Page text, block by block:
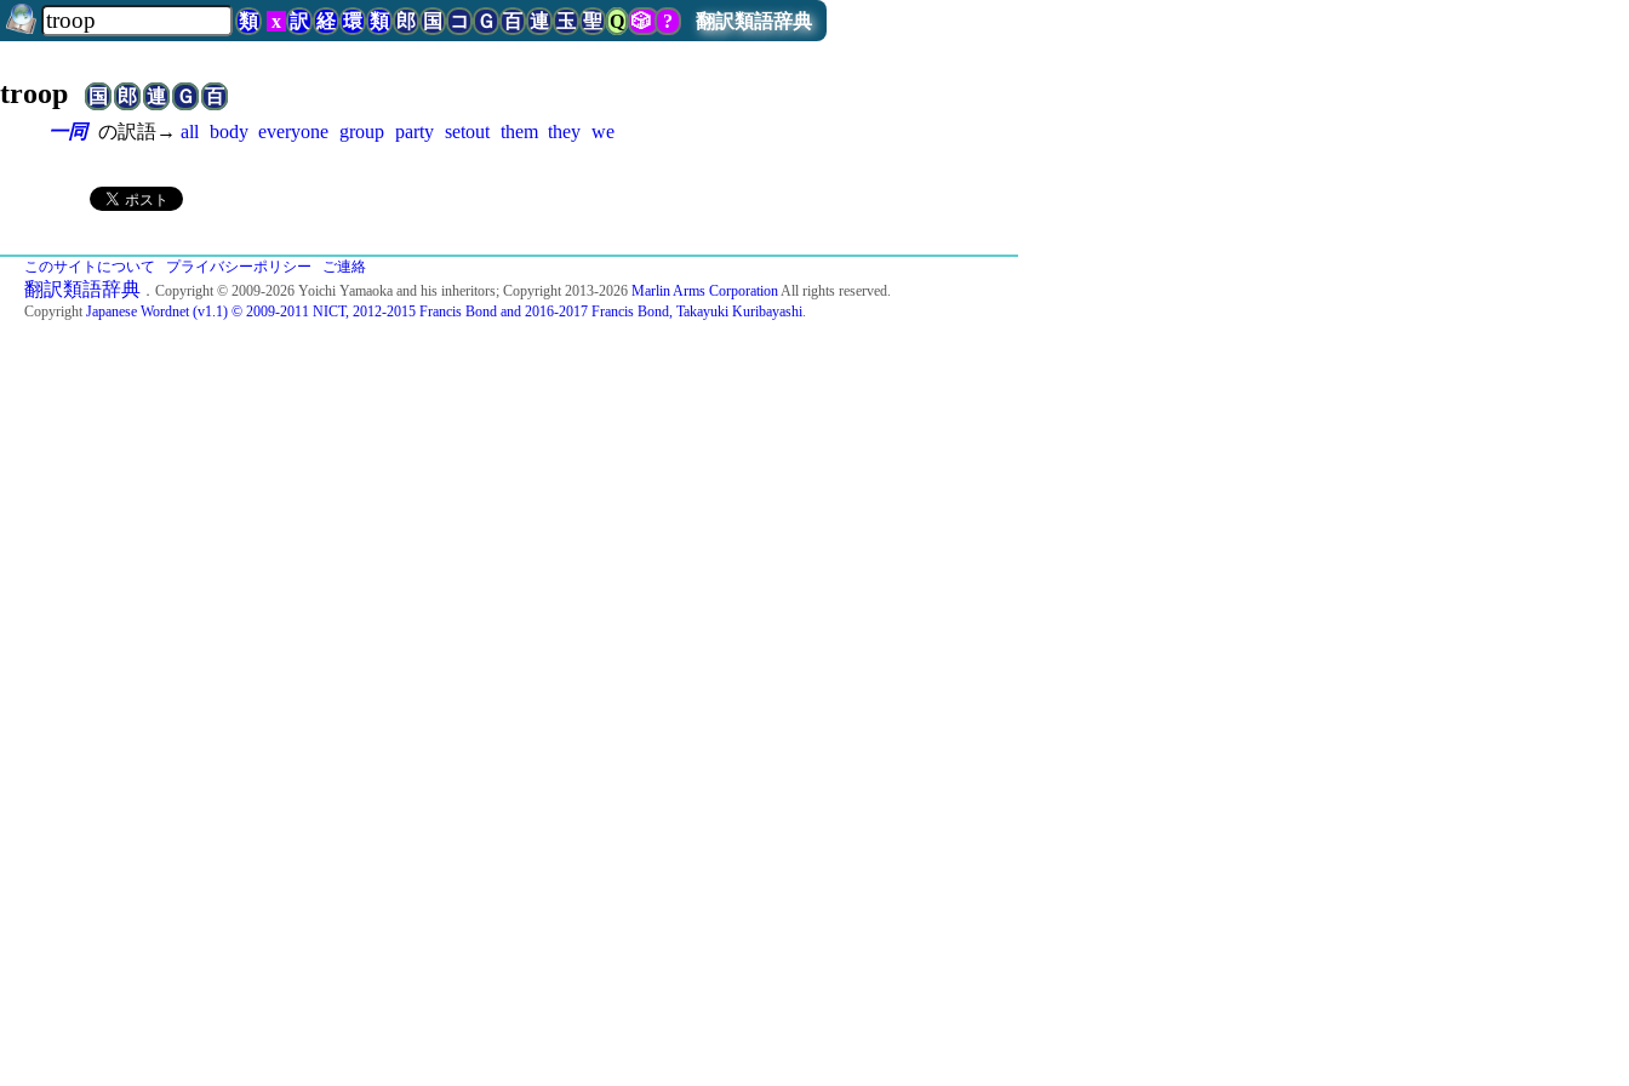
類 x 訳 経 環 類 郎 国 コ Ｇ 百 連 玉 聖 Q 🎲? 翻訳類語辞典
troop国 郎 連 Ｇ
百
一同 の訳語→ all body everyone group party setout them they we
このサイトについて プライバシーポリシー ご連絡
翻訳類語辞典 ．Copyright © 2009-2026 Yoichi Yamaoka and his inheritors; Copyright 2013-2026 Marlin Arms CorporationAll rights reserved.
Copyright Japanese Wordnet (v1.1) © 2009-2011 NICT, 2012-2015 Francis Bond and 2016-2017 Francis Bond, Takayuki Kuribayashi.